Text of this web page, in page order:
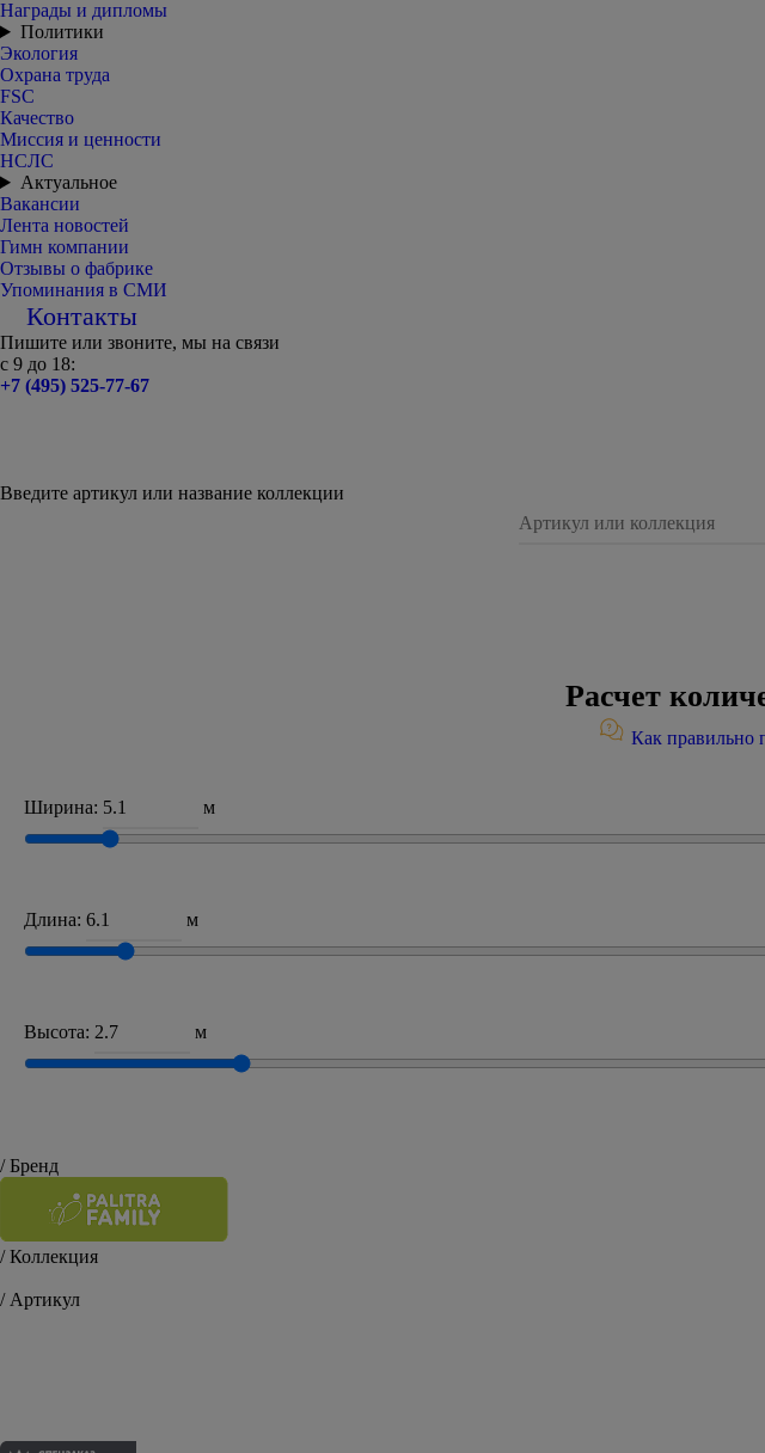
Награды и дипломы
Политики
Экология
Охрана труда
FSC
Качество
Миссия и ценности
НСЛС
Актуальное
Вакансии
Лента новостей
Гимн компании
Отзывы о фабрике
Упоминания в СМИ
Контакты
Пишите или звоните, мы на связи
с 9 до 18:
+7 (495) 525-77-67
Введите артикул или название коллекции
Расчет
Как правильно
Ширина: м
Длина: м
Высота: м
/ Бренд
/ Коллекция
/ Артикул